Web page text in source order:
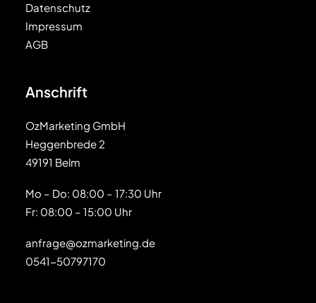
Datenschutz
Impressum
AGB
Anschrift
OzMarketing GmbH
Heggenbrede 2
49191 Belm
Mo – Do: 08:00 – 17:30 Uhr
Fr: 08:00 – 15:00 Uhr
anfrage@ozmarketing.de
0541-50797170